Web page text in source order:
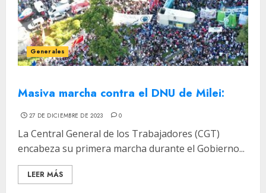
Generales
Masiva marcha contra el DNU de Milei:
27 DE DICIEMBRE DE 2023 0
La Central General de los Trabajadores (CGT)
encabeza su primera marcha durante el Gobierno...
LEER MÁS